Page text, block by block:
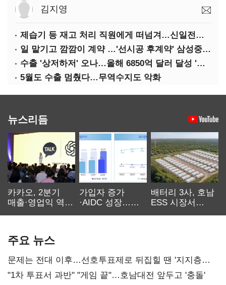
김지영
제습기 등 재고 처리 직원에게 떠넘겨…신일전자 '과징금 처벌'
일 맡기고 깜깜이 계약 …'선시공 후계약' 삼성중공업 덜미
수출 '상저하저' 오나…올해 6850억 달러 달성 '빨간불'
5월도 수출 멈췄다…무역수지도 악화
뉴스리듬
카카오, 2분기
매출·영업익 역대
가입자 증가
·AIDC 성장…
배터리 3사, 호남
ESS 시장서
주요 뉴스
문제는 전대 이후…선호투표제로 뒤집힐 땐 '지지층
불복'
"1차 투표서 과반" "게임 끝"…호남대전 앞두고 '충돌'